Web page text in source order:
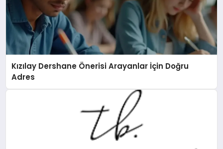
Kızılay Dershane Önerisi Arayanlar İçin Doğru
Adres